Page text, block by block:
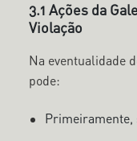
3.1 Ações da
Violação
Na eventualidade
pode:
Primeiramente,